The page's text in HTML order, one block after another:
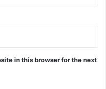
in this browser for the next